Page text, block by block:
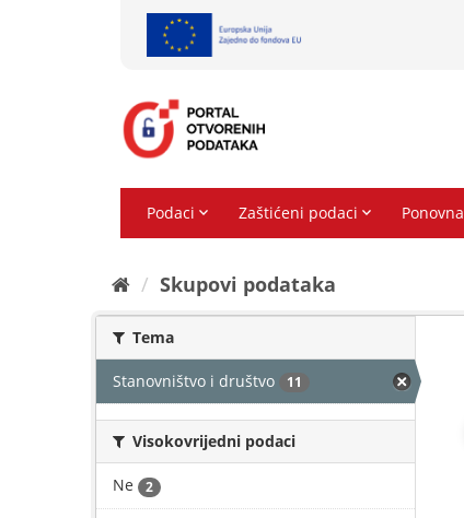
Skupovi podаtаkа
Tema
Stanovništvo i društvo 11
Visokovrijedni podaci
Ne 2